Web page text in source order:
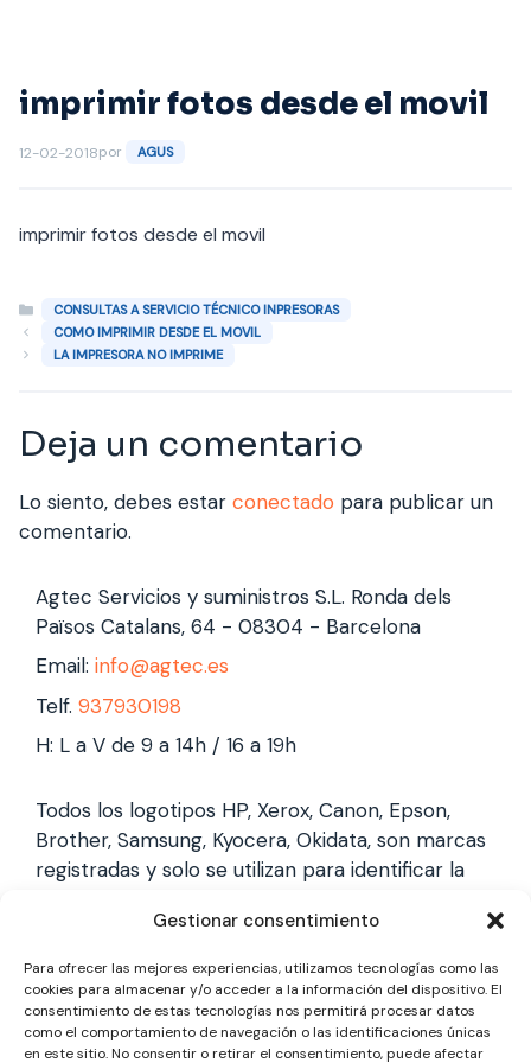
Gestionar consentimiento
Para ofrecer las mejores experiencias, utilizamos tecnologías como las
cookies para almacenar y/o acceder a la información del dispositivo. El
consentimiento de estas tecnologías nos permitirá procesar datos
como el comportamiento de navegación o las identificaciones únicas
en este sitio. No consentir o retirar el consentimiento, puede afectar
imprimir fotos desde el movil
12-02-2018por AGUS
imprimir fotos desde el movil
Categorías
CONSULTAS A SERVICIO TÉCNICO INPRESORAS
COMO IMPRIMIR DESDE EL MOVIL
LA IMPRESORA NO IMPRIME
Deja un comentario
Lo siento, debes estar conectado para publicar un
comentario.
Agtec Servicios y suministros S.L. Ronda dels
Països Catalans, 64 - 08304 - Barcelona
Email: info@agtec.es
Telf. 937930198
H: L a V de 9 a 14h / 16 a 19h
Todos los logotipos HP, Xerox, Canon, Epson,
Brother, Samsung, Kyocera, Okidata, son marcas
registradas y solo se utilizan para identificar la
marcas, y solo reparamos impresoras laser,
somos un servicio técnico especializado y
totalmente independiente.